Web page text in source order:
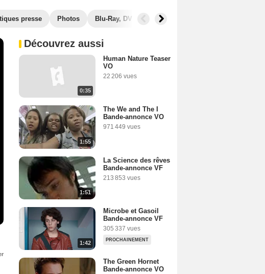
presse Photos Blu-Ray, DVD Secrets de tournage
Découvrez aussi
0:35
Human Nature Teaser
VO
22 206 vues
1:55
The We and The I
Bande-annonce VO
971 449 vues
1:51
La Science des rêves
Bande-annonce VF
213 853 vues
1:42
Microbe et Gasoil
Bande-annonce VF
305 337 vues
PROCHAINEMENT
The Green Hornet
Bande-annonce VO